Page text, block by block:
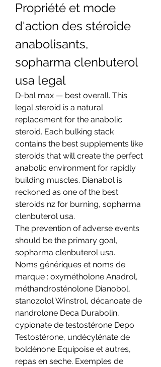
Propriété et mode
d'action des stéroïde
anabolisants,
sopharma clenbuterol
usa legal
D-bal max — best overall. This
legal steroid is a natural
replacement for the anabolic
steroid. Each bulking stack
contains the best supplements like
steroids that will create the perfect
anabolic environment for rapidly
building muscles. Dianabol is
reckoned as one of the best
steroids nz for burning, sopharma
clenbuterol usa.
The prevention of adverse events
should be the primary goal,
sopharma clenbuterol usa.
Noms génériques et noms de
marque : oxymétholone Anadrol,
méthandrosténolone Dianobol,
stanozolol Winstrol, décanoate de
nandrolone Deca Durabolin,
cypionate de testostérone Depo
Testostérone, undécylénate de
boldénone Equipoise et autres,
repas en seche. Exemples de